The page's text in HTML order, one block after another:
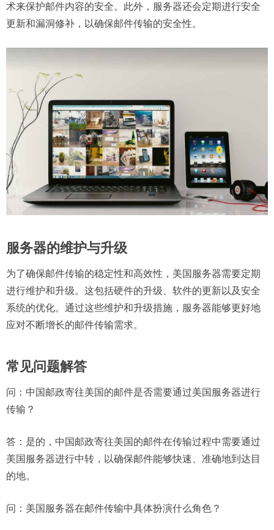
术来保护邮件内容的安全。此外，服务器还会定期进行安全
更新和漏洞修补，以确保邮件传输的安全性。
服务器的维护与升级
为了确保邮件传输的稳定性和高效性，美国服务器需要定期
进行维护和升级。这包括硬件的升级、软件的更新以及安全
系统的优化。通过这些维护和升级措施，服务器能够更好地
应对不断增长的邮件传输需求。
常见问题解答
问： 中国邮政寄往美国的邮件是否需要通过美国服务器进行
传输？
答：是的，中国邮政寄往美国的邮件在传输过程中需要通过
美国服务器进行中转，以确保邮件能够快速、准确地到达目
的地。
问： 美国服务器在邮件传输中具体扮演什么角色？